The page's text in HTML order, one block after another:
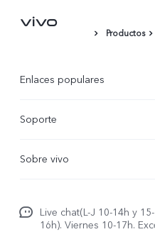
Productos
Enlaces populares
X300
V70 5G
Soporte
Autenticación de IMEI
Gestión de reparaciones
Sobre vivo
Netiqueta vivo
Live chat(L-J 10-14h y
16h). Viernes 10-17h.